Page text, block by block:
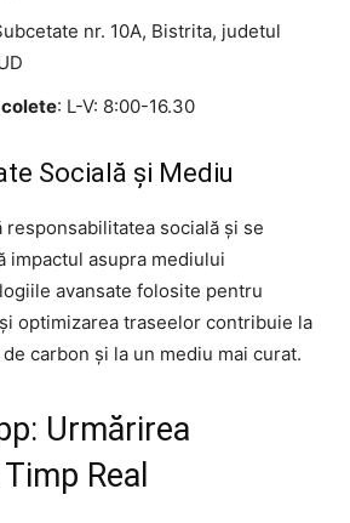
nr. 10A, Bistrita, judetul
: L-V: 8:00-16.30
Socială și Mediu
responsabilitatea socială și se
impactul asupra mediului
avansate folosite pentru
optimizarea traseelor contribuie la
carbon și la un mediu mai curat.
Urmărirea
Real